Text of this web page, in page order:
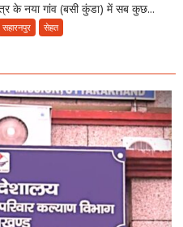
मौत
का
पटाखा
फैक्ट्री
में
बिखर
जिंदगियां,
दो
के नया गांव (बसी कुंडा) में सब कुछ...
सहारनपुर सेहत